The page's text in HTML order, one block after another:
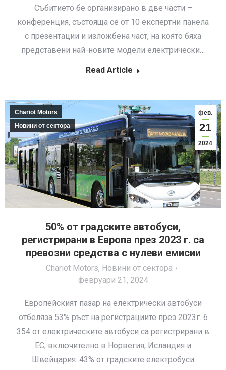
Събитието бе организирано в две части –
конференция, състояща се от 10 експертни панела
с презентации и изложбена част, на която бяха
представени най-новите модели електрически…
Read Article
50% от градските автобуси,
регистрирани в Европа през 2023 г. са
превозни средства с нулеви емисии
Chariot Motors, Новини от сектора
февруари 21, 2024
фев.
21
2024
Chariot Motors
Новини от сектора
Европейският пазар на електрически автобуси
отбеляза 53% ръст на регистрациите през 2023г. 6
354 от електрическите автобуси са регистрирани в
ЕС, включително в Норвегия, Исландия и
Швейцария. 43% от градските електробуси